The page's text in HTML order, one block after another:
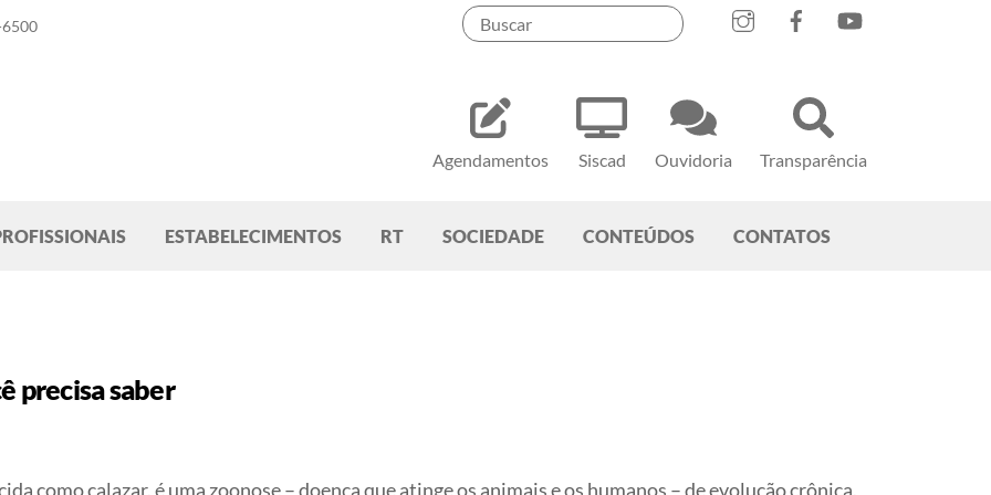
Agendamentos Siscad Ouvidoria Transparência
ESTABELECIMENTOS RT SOCIEDADE CONTEÚDOS CONTATOS
precisa saber
como calazar, é uma zoonose – doença que atinge os animais e os humanos – de evolução crônica,